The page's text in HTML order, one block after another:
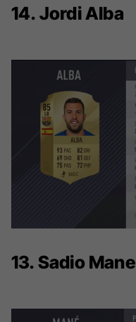
14. Jordi Alba
13. Sadio Mane